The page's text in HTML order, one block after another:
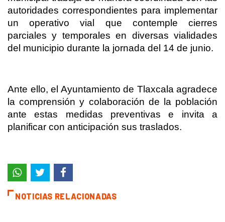
autoridades correspondientes para implementar
un operativo vial que contemple cierres
parciales y temporales en diversas vialidades
del municipio durante la jornada del 14 de junio.
Ante ello, el Ayuntamiento de Tlaxcala agradece
la comprensión y colaboración de la población
ante estas medidas preventivas e invita a
planificar con anticipación sus traslados.
NOTICIAS RELACIONADAS